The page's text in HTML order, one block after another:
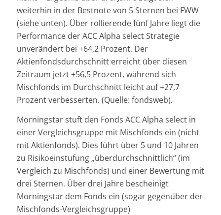
weiterhin in der Bestnote von 5 Sternen bei FWW
(siehe unten). Über rollierende fünf Jahre liegt die
Performance der ACC Alpha select Strategie
unverändert bei +64,2 Prozent. Der
Aktienfondsdurchschnitt erreicht über diesen
Zeitraum jetzt +56,5 Prozent, während sich
Mischfonds im Durchschnitt leicht auf +27,7
Prozent verbesserten. (Quelle: fondsweb).
Morningstar stuft den Fonds ACC Alpha select in
einer Vergleichsgruppe mit Mischfonds ein (nicht
mit Aktienfonds). Dies führt über 5 und 10 Jahren
zu Risikoeinstufung „überdurchschnittlich“ (im
Vergleich zu Mischfonds) und einer Bewertung mit
drei Sternen. Über drei Jahre bescheinigt
Morningstar dem Fonds ein (sogar gegenüber der
Mischfonds-Vergleichsgruppe)